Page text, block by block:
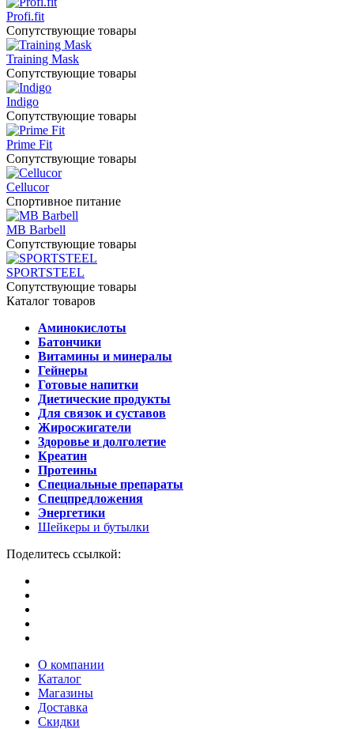
Profi.fit
Сопутствующие товары
Training Mask
Сопутствующие товары
Indigo
Сопутствующие товары
Prime Fit
Сопутствующие товары
Cellucor
Спортивное питание
MB Barbell
Сопутствующие товары
SPORTSTEEL
Сопутствующие товары
Каталог товаров
Аминокислоты
Батончики
Витамины и минералы
Гейнеры
Готовые напитки
Диетические продукты
Для связок и суставов
Жиросжигатели
Здоровье и долголетие
Креатин
Протеины
Специальные препараты
Спецпредложения
Энергетики
Шейкеры и бутылки
Поделитесь ссылкой:
О компании
Каталог
Магазины
Доставка
Скидки